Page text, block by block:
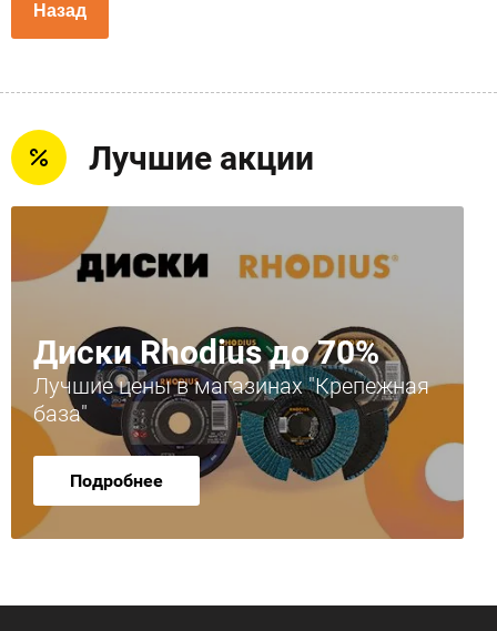
Назад
Лучшие акции
Диски Rhodius до 70%
Лучшие цены в магазинах "Крепежная
база"
Подробнее